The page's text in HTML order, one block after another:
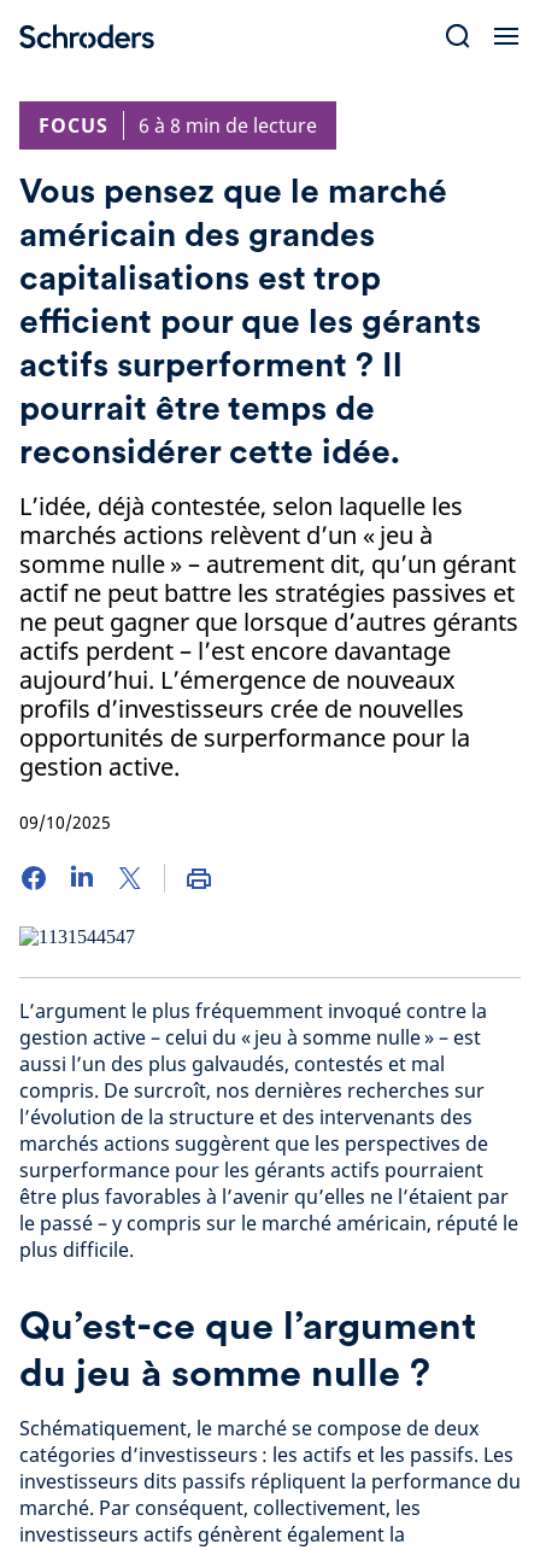
FOCUS
6 à 8 min de lecture
Vous pensez que le marché
américain des grandes
capitalisations est trop
efficient pour que les gérants
actifs surperforment ? Il
pourrait être temps de
reconsidérer cette idée.
L’idée, déjà contestée, selon laquelle les
marchés actions relèvent d’un « jeu à
somme nulle » – autrement dit, qu’un gérant
actif ne peut battre les stratégies passives et
ne peut gagner que lorsque d’autres gérants
actifs perdent – l’est encore davantage
aujourd’hui. L’émergence de nouveaux
profils d’investisseurs crée de nouvelles
opportunités de surperformance pour la
gestion active.
09/10/2025
L’argument le plus fréquemment invoqué contre la
gestion active – celui du « jeu à somme nulle » – est
aussi l’un des plus galvaudés, contestés et mal
compris. De surcroît, nos dernières recherches sur
l’évolution de la structure et des intervenants des
marchés actions suggèrent que les perspectives de
surperformance pour les gérants actifs pourraient
être plus favorables à l’avenir qu’elles ne l’étaient par
le passé – y compris sur le marché américain, réputé le
plus difficile.
Qu’est-ce que l’argument
du jeu à somme nulle ?
Schématiquement, le marché se compose de deux
catégories d’investisseurs : les actifs et les passifs. Les
investisseurs dits passifs répliquent la performance du
marché. Par conséquent, collectivement, les
investisseurs actifs génèrent également la